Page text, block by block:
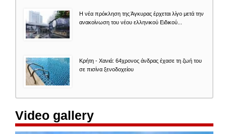
Η νέα πρόκληση της Άγκυρας έρχεται λίγο μετά την
ανακοίνωση του νέου ελληνικού Ειδικού...
Κρήτη - Χανιά: 64χρονος άνδρας έχασε τη ζωή του
σε πισίνα ξενοδοχείου
Video gallery